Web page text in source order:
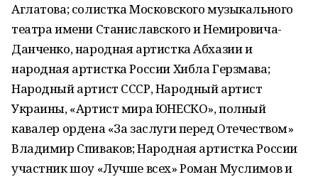
Аглатова; солистка Московского музыкального
театра имени Станиславского и Немировича-
Данченко, народная артистка Абхазии и
народная артистка России Хибла Герзмава;
Народный артист СССР, Народный артист
Украины, «Артист мира ЮНЕСКО», полный
кавалер ордена «За заслуги перед Отечеством»
Владимир Спиваков; Народная артистка России
участник шоу «Лучше всех» Роман Муслимов и